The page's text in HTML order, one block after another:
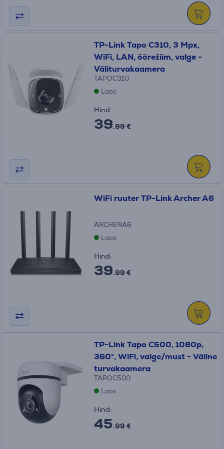
TP-Link Tapo C310, 3 Mpx,
WiFi, LAN, öörežiim, valge -
Väliturvakaamera
TAPOC310
Laos
Hind:
39.99 €
WiFi ruuter TP-Link Archer A6
ARCHERA6
Laos
Hind:
39.99 €
TP-Link Tapo C500, 1080p,
360°, WiFi, valge/must - Väline
turvakaamera
TAPOC500
Laos
Hind:
45.99 €